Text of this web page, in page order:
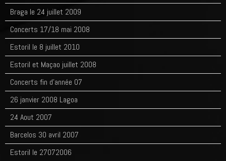
Braga le 24 juillet 2009
Concerts 17/18 mai 2008
Estoril le 8 juillet 2010
Estoril et Maçao juillet 2008
Concerts fin d'année 07
26 janvier 2008 Lagoa
24 Aout 2007
Barcelos 30 avril 2007
Estoril le 27072006